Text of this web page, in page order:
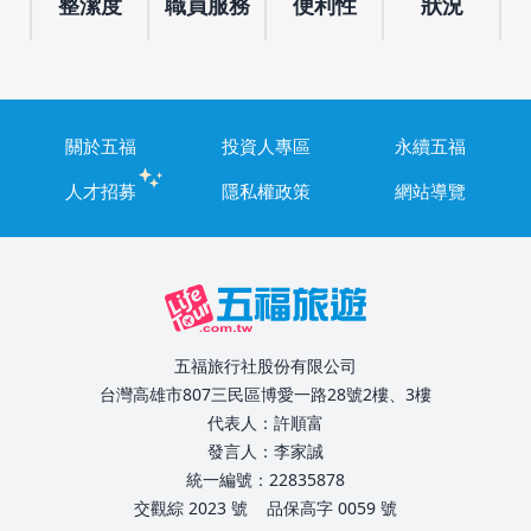
關於五福 投資人專區
永續五福
人才招募
隱私權政策 網站導覽
五福旅行社股份有限公司
台灣高雄市807三民區博愛一路28號2樓、3樓
代表人：許順富
發言人：李家誠
統一編號：22835878
交觀綜 2023 號
品保高字 0059 號